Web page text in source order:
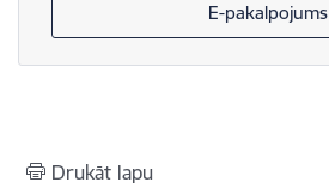
E-pakalpojums
Drukāt lapu